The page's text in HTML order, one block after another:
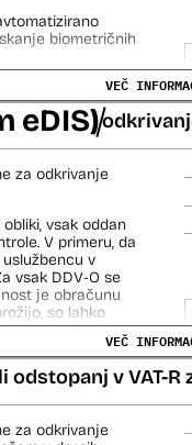
biometričnih
VEČ
eDIS)
za odkrivanje
vsak oddan
V primeru, da
v
vsak DDV-O se
je obračunu
so lahko
uslužbencem
ustvari veliko
in na koncu
VEČ
v VAT-R
za odkrivanje